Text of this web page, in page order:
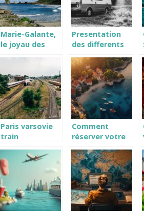
Marie-Galante,
le joyau des
beaute
naturelle
Presentation
des differents
camping car,
pour des
aventures
inoubliables !
Paris varsovie
train
Comment
réserver votre
Croatie pour
une expérience
inoubliable